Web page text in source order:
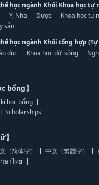
học ngành Khối Khoa học tự
Y, Nha Dược
Khoa học tự
sản
học ngành Khối tổng hợp
dục
Khoa học đời sống
bổng】
học bổng
Scholarships
（简体字） 中文（繁體字）
ษาไทย